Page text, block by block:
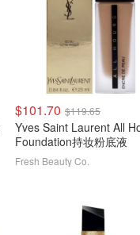
$101.70 $119.65
Yves Saint Laurent All
Foundation持妆粉底液
Fresh Beauty Co.